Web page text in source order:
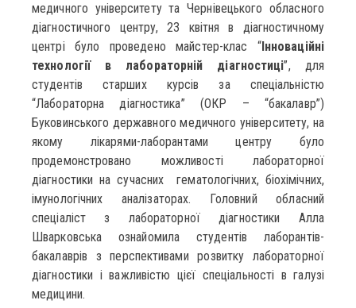
медичного університету та Чернівецького обласного
діагностичного центру, 23 квітня в діагностичному
центрі було проведено майстер-клас “Інноваційні
технології в лабораторній діагностиці”, для
студентів старших курсів за спеціальністю
“Лабораторна діагностика” (ОКР – “бакалавр”)
Буковинського державного медичного університету, на
якому лікарями-лаборантами центру було
продемонстровано можливості лабораторної
діагностики на сучасних гематологічних, біохімічних,
імунологічних аналізаторах. Головний обласний
спеціаліст з лабораторної діагностики Алла
Шварковська ознайомила студентів лаборантів-
бакалаврів з перспективами розвитку лабораторної
діагностики і важливістю цієї спеціальності в галузі
медицини.